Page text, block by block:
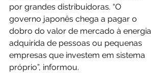
por grandes distribuidoras. “O
governo japonês chega a pagar o
dobro do valor de mercado à energia
adquirida de pessoas ou pequenas
empresas que investem em sistema
próprio”, informou.